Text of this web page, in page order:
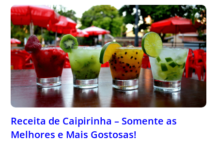
Receita de Caipirinha – Somente as
Melhores e Mais Gostosas!